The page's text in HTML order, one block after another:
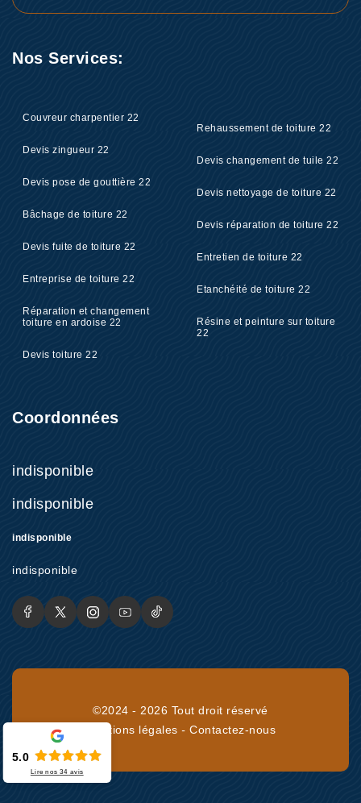
Nos Services:
Couvreur charpentier 22
Devis zingueur 22
Devis pose de gouttière 22
Bâchage de toiture 22
Devis fuite de toiture 22
Entreprise de toiture 22
Réparation et changement
toiture en ardoise 22
Devis toiture 22
Rehaussement de toiture 22
Devis changement de tuile 22
Devis nettoyage de toiture 22
Devis réparation de toiture 22
Entretien de toiture 22
Etanchéité de toiture 22
Résine et peinture sur toiture
22
Coordonnées
indisponible
indisponible
indisponible
indisponible
©2024 - 2026 Tout droit réservé
Mentions légales -Contactez-nous
5.0
Lire nos34 avis